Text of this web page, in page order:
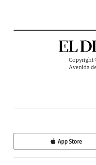
Copyright
Avenida
App Store